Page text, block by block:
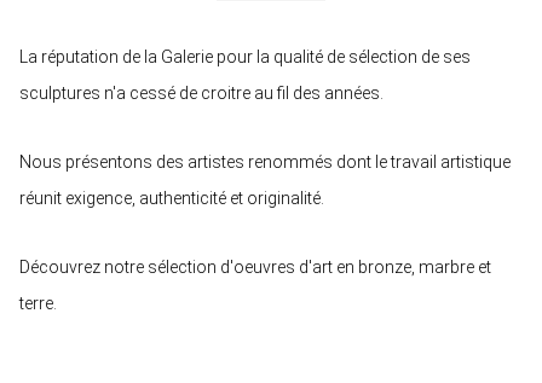
La réputation de la Galerie pour la qualité de sélection de ses
sculptures n'a cessé de croitre au fil des années.
Nous présentons des artistes renommés dont le travail artistique
réunit exigence, authenticité et originalité.
Découvrez notre sélection d'oeuvres d'art en bronze, marbre et
terre.